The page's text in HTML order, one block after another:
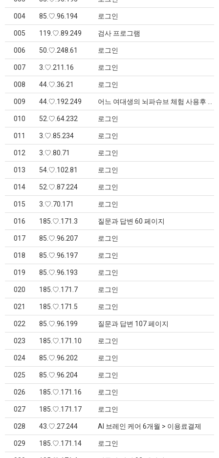
004 85.♡.96.194 로그인
005 119.♡.89.249 검사 프로그램
006 50.♡.248.61 로그인
007 3.♡.211.16 로그인
008 44.♡.36.21 로그인
009 44.♡.192.249
010 52.♡.64.232 로그인
011 3.♡.85.234 로그인
012 3.♡.80.71 로그인
013 54.♡.102.81 로그인
014 52.♡.87.224 로그인
015 3.♡.70.171 로그인
016 185.♡.171.3 질문과 답변 60 페이지
017 85.♡.96.207 로그인
018 85.♡.96.197 로그인
019 85.♡.96.193 로그인
020 185.♡.171.7 로그인
021 185.♡.171.5 로그인
022 85.♡.96.199 질문과 답변 107 페이지
023 185.♡.171.10 로그인
024 85.♡.96.202 로그인
025 85.♡.96.204 로그인
026 185.♡.171.16 로그인
027 185.♡.171.17 로그인
028 43.♡.27.244 AI 브레인 케어 6개월 > 이용료결제
029 185.♡.171.14 로그인